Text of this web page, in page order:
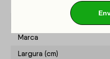
Marca
Largura (cm)